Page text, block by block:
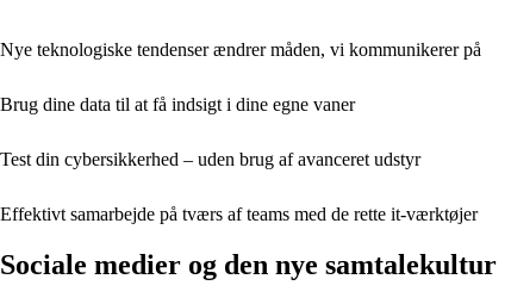
Nye teknologiske tendenser ændrer måden, vi kommunikerer på
Brug dine data til at få indsigt i dine egne vaner
Test din cybersikkerhed – uden brug af avanceret udstyr
Effektivt samarbejde på tværs af teams med de rette it‑værktøjer
Sociale medier og den nye samtalekultur